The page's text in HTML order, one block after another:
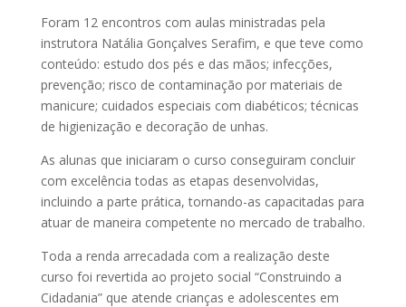
Foram 12 encontros com aulas ministradas pela
instrutora Natália Gonçalves Serafim, e que teve como
conteúdo: estudo dos pés e das mãos; infecções,
prevenção; risco de contaminação por materiais de
manicure; cuidados especiais com diabéticos; técnicas
de higienização e decoração de unhas.
As alunas que iniciaram o curso conseguiram concluir
com excelência todas as etapas desenvolvidas,
incluindo a parte prática, tornando-as capacitadas para
atuar de maneira competente no mercado de trabalho.
Toda a renda arrecadada com a realização deste
curso foi revertida ao projeto social “Construindo a
Cidadania” que atende crianças e adolescentes em